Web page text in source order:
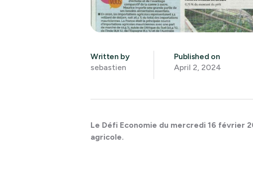
Written by
sebastien
Published on
April 2, 2024
Le Défi Economie du mercredi 16 février
agricole.